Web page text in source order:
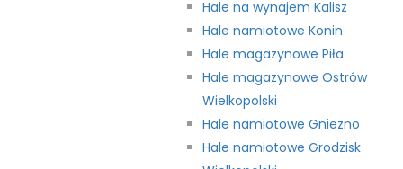
Hale na wynajem Kalisz
Hale namiotowe Konin
Hale magazynowe Piła
Hale magazynowe Ostrów
Wielkopolski
Hale namiotowe Gniezno
Hale namiotowe Grodzisk